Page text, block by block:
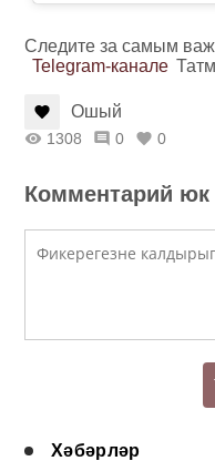
Следите за самым
Telegram-канале
Ошый
1308 0 0
Комментарий юк
Хәбәрләр